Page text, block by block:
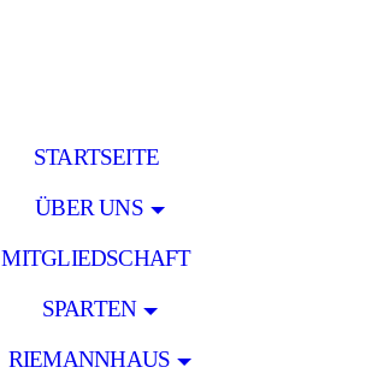
STARTSEITE
ÜBER UNS
MITGLIEDSCHAFT
SPARTEN
RIEMANNHAUS